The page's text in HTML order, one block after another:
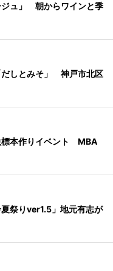
ジュ」 朝からワインと季
だしとみそ」 神戸市北区
標本作りイベント MBA
祭りver1.5」地元有志が